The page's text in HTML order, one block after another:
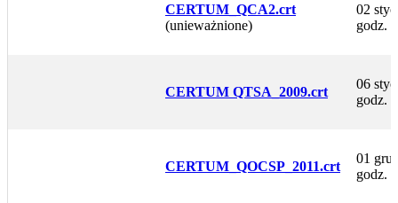
CERTUM_QCA2.crt
(unieważnione)
02
godz.
CERTUM QTSA_2009.crt
06
godz.
CERTUM_QOCSP_2011.crt
01
godz.